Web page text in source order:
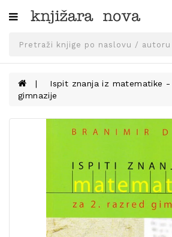
Kategorije
SVEUČILIŠNA
UDŽBENICI
UDŽBENIKE!
Ispit znanja iz matematike
gimnazije